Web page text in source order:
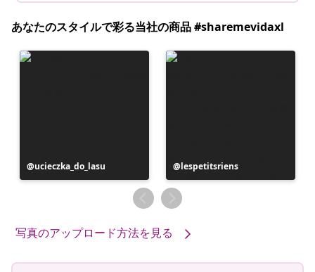
あなたのスタイルで彩る当社の商品 #sharemevidaxl
投
稿
ucieczka_do_lasu
投
稿
者
lespetitsriens
写真のアップロード方法を見る